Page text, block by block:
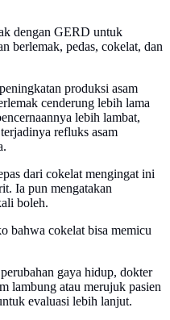
dengan GERD untuk
berlemak, pedas, cokelat, dan
produksi asam
cenderung lebih lama
lebih lambat,
refluks asam
dari cokelat mengingat ini
Ia pun mengatakan
boleh.
bahwa cokelat bisa memicu
gaya hidup, dokter
lambung atau merujuk pasien
evaluasi lebih lanjut.